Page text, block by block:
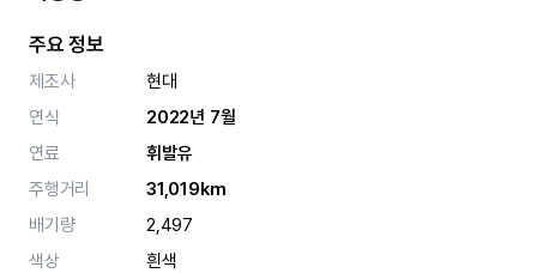
주요 정보
제조사
현대
연식
2022년 7월
연료
휘발유
주행거리
31,019km
배기량
2,497
색상
흰색